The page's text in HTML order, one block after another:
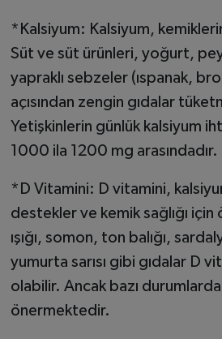
*Kalsiyum: Kalsiyum, kemiklerin
Süt ve süt ürünleri, yoğurt,
yapraklı sebzeler (ıspanak,
açısından zengin gıdalar
Yetişkinlerin günlük kalsiyum
1000 ila 1200 mg arasındadır.
*D Vitamini: D vitamini,
destekler ve kemik sağlığı
ışığı, somon, ton balığı,
yumurta sarısı gibi gıdalar D
olabilir. Ancak bazı
önermektedir.